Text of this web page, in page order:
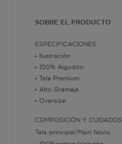
SOBRE EL PRODUCTO
ESPECIFICACIONES
Ilustración
100% Algodón
Tela Premium
Alto Gramaje
Oversize
COMPOSICIÓN Y CUIDADOS
Tela principal/Main fabric